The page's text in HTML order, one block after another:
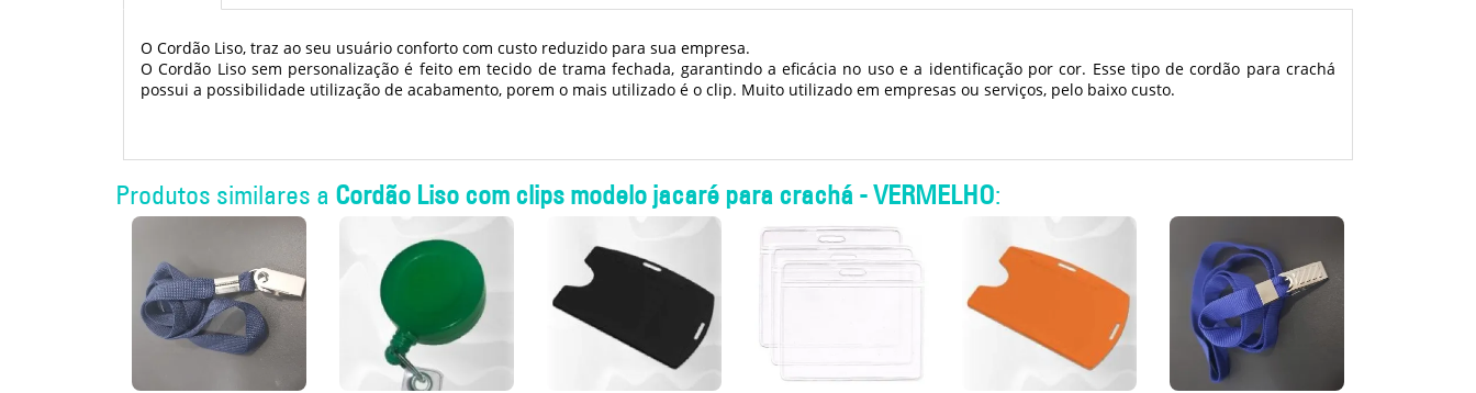
O Cordão Liso, traz ao seu usuário conforto com custo reduzido para sua empresa.
O Cordão Liso sem personalização é feito em tecido de trama fechada, garantindo a eficácia no uso e a identificação por cor. Esse tipo de cordão para crachá
possui a possibilidade utilização de acabamento, porem o mais utilizado é o clip. Muito utilizado em empresas ou serviços, pelo baixo custo.
Produtos similares a Cordão Liso com clips modelo jacaré para crachá - VERMELHO: